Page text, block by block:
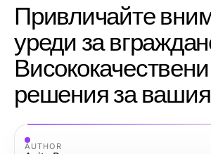
Привличайте
уреди за
Висококачествени
решения за
AUTHOR